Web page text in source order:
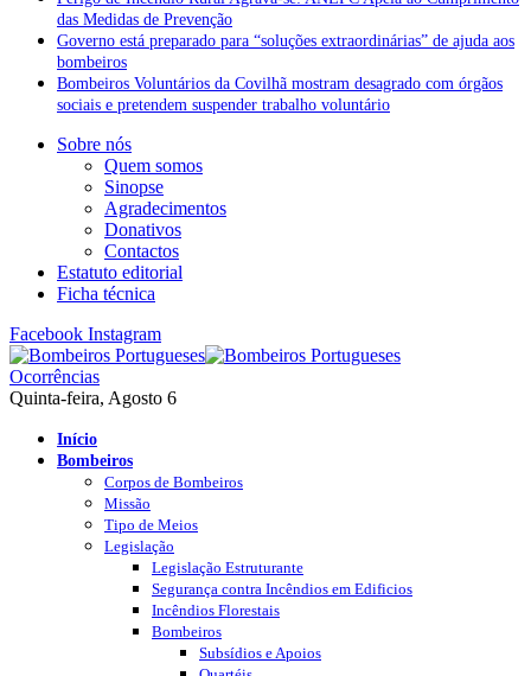
das Medidas de Prevenção
Governo está preparado para “soluções extraordinárias” de ajuda aos
bombeiros
Bombeiros Voluntários da Covilhã mostram desagrado com órgãos
sociais e pretendem suspender trabalho voluntário
Sobre nós
Quem somos
Sinopse
Agradecimentos
Donativos
Contactos
Estatuto editorial
Ficha técnica
Facebook Instagram
Ocorrências
Quinta-feira, Agosto 6
Início
Bombeiros
Corpos de Bombeiros
Missão
Tipo de Meios
Legislação
Legislação Estruturante
Segurança contra Incêndios em Edificios
Incêndios Florestais
Bombeiros
Subsídios e Apoios